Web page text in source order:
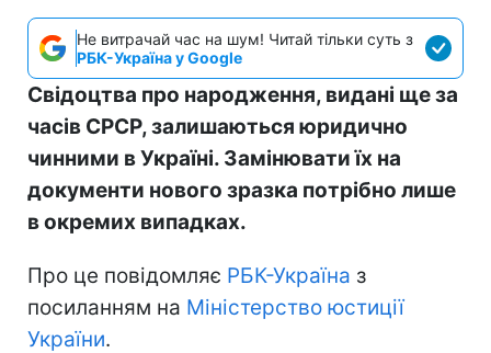
Не витрачай час на шум! Читай тільки суть з
РБК-Україна у Google
Свідоцтва про народження, видані ще за
часів СРСР, залишаються юридично
чинними в Україні. Замінювати їх на
документи нового зразка потрібно лише
в окремих випадках.
Про це повідомляє РБК-Україна з
посиланням на Міністерство юстиції
України.